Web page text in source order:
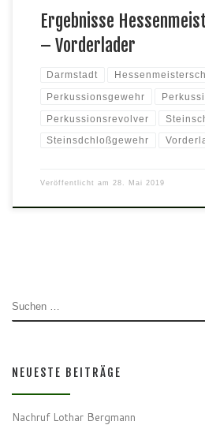
Ergebnisse
– Vorderlader
Darmstadt
Perkussionsgewehr
Perkussionsrevolver
Steinsdchloßgewehr
Veröffentlicht am 28. Mai 2019
SUCHE
NEUESTE BEITRÄGE
Nachruf Lothar Bergmann